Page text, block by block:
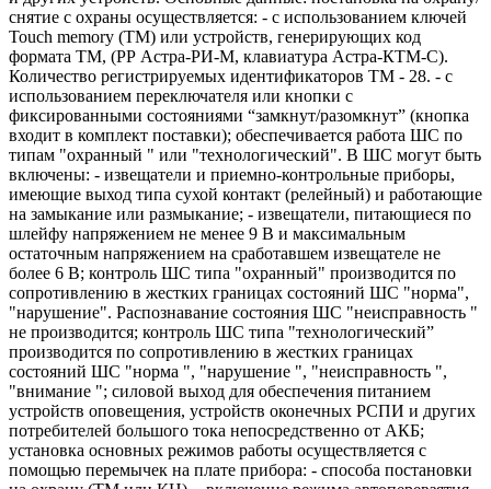
снятие с охраны осуществляется: - с использованием ключей
Touch memory (ТМ) или устройств, генерирующих код
формата ТМ, (РР Астра-РИ-М, клавиатура Астра-КТМ-С).
Количество регистрируемых идентификаторов ТМ - 28. - с
использованием переключателя или кнопки с
фиксированными состояниями “замкнут/разомкнут” (кнопка
входит в комплект поставки); обеспечивается работа ШС по
типам "охранный " или "технологический". В ШС могут быть
включены: - извещатели и приемно-контрольные приборы,
имеющие выход типа сухой контакт (релейный) и работающие
на замыкание или размыкание; - извещатели, питающиеся по
шлейфу напряжением не менее 9 В и максимальным
остаточным напряжением на сработавшем извещателе не
более 6 В; контроль ШС типа "охранный" производится по
сопротивлению в жестких границах состояний ШС "норма",
"нарушение". Распознавание состояния ШС "неисправность "
не производится; контроль ШС типа "технологический”
производится по сопротивлению в жестких границах
состояний ШС "норма ", "нарушение ", "неисправность ",
"внимание "; силовой выход для обеспечения питанием
устройств оповещения, устройств оконечных РСПИ и других
потребителей большого тока непосредственно от АКБ;
установка основных режимов работы осуществляется с
помощью перемычек на плате прибора: - способа постановки